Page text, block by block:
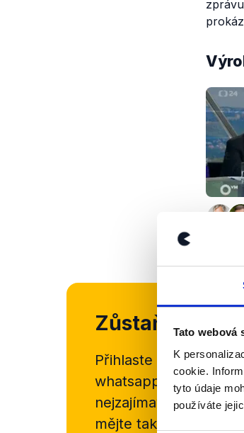
Tato webová
K
cookie.
tyto údaje
používáte
Zůstaňme v
Přihlaste se k odběru
whatsappového
nejzajímavějších
mějte tak přehled o